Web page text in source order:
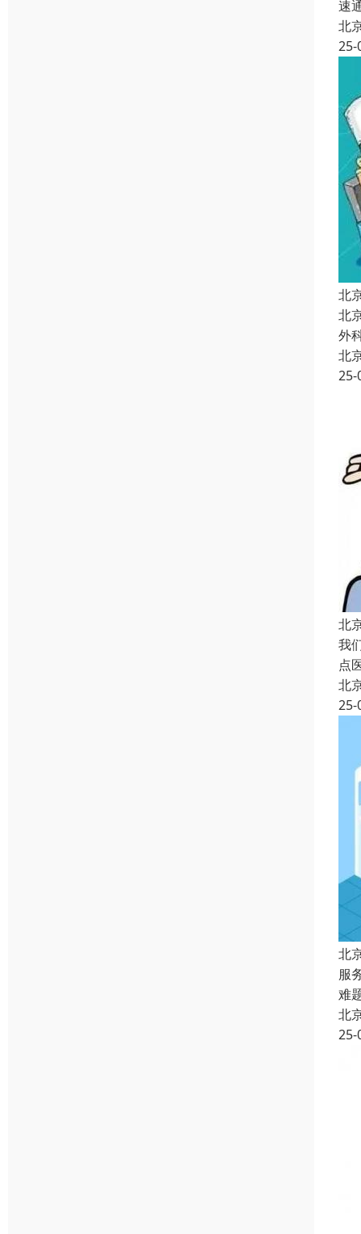
速
北
25-
北
北
外
北
25-
北
我
点
北
25-
北
服
难
北
25-